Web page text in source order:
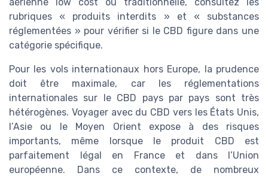
rubriques « produits interdits » et « substances
réglementées » pour vérifier si le CBD figure dans une
catégorie spécifique.
Pour les vols internationaux hors Europe, la prudence
doit être maximale, car les réglementations
internationales sur le CBD pays par pays sont très
hétérogènes. Voyager avec du CBD vers les États Unis,
l’Asie ou le Moyen Orient expose à des risques
importants, même lorsque le produit CBD est
parfaitement légal en France et dans l’Union
européenne. Dans ce contexte, de nombreux